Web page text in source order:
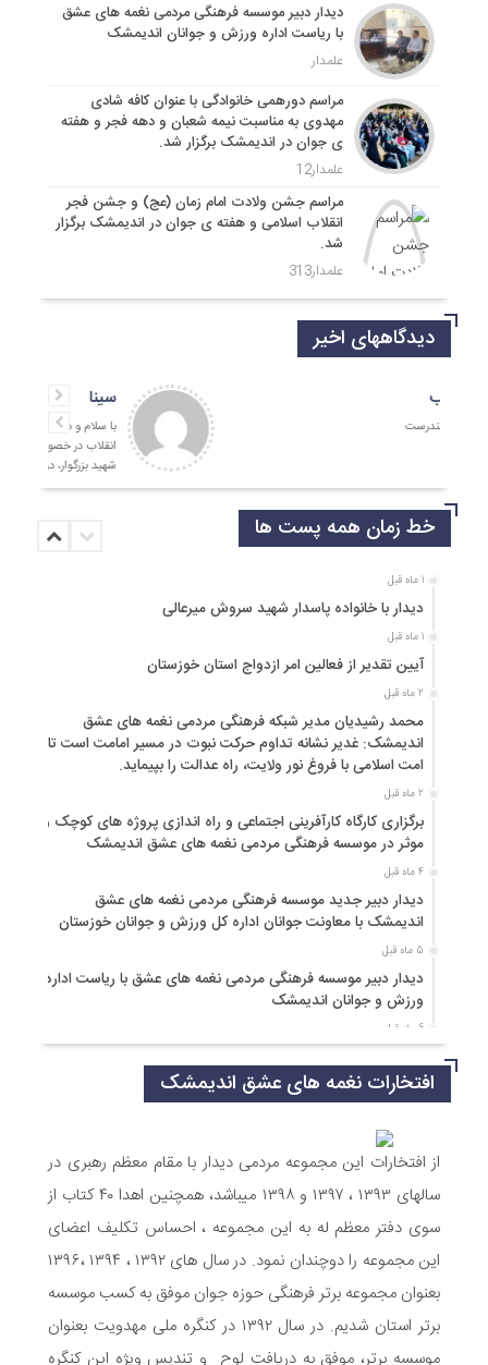
دیدار دبیر موسسه فرهنگی مردمی نغمه های عشق
با ریاست اداره ورزش و جوانان اندیمشک
علمدار
مراسم دورهمی خانوادگی با عنوان کافه شادی
مهدوی به مناسبت نیمه شعبان و دهه فجر و هفته
ی جوان در اندیمشک برگزار شد.
علمدار12
مراسم جشن ولادت امام زمان (عج) و جشن فجر
انقلاب اسلامی و هفته ی جوان در اندیمشک برگزار
شد.
علمدار313
دیدگاههای اخیر
خط زمان همه پست ها
1 ماه قبل
دیدار با خانواده پاسدار شهید سروش میرعالی
1 ماه قبل
آیین تقدیر از فعالین امر ازدواج استان خوزستان
2 ماه قبل
محمد رشیدیان مدیر شبکه فرهنگی مردمی نغمه های عشق
اندیمشک: غدیر نشانه تداوم حرکت نبوت در مسیر امامت است تا
امت اسلامی با فروغ نور ولایت، راه عدالت را بپیماید.
2 ماه قبل
برگزاری کارگاه کارآفرینی اجتماعی و راه اندازی پروژه های کوچک و
موثر در موسسه فرهنگی مردمی نغمه های عشق اندیمشک
4 ماه قبل
دیدار دبیر جدید موسسه فرهنگی مردمی نغمه های عشق
اندیمشک با معاونت جوانان اداره کل ورزش و جوانان خوزستان
5 ماه قبل
دیدار دبیر موسسه فرهنگی مردمی نغمه های عشق با ریاست اداره
ورزش و جوانان اندیمشک
6 ماه قبل
نیمه شعبان و دهه فجر و هفته ی جوان در اندیمشک برگزار شد.
6 ماه قبل
مراسم جشن ولادت امام زمان (عج) و جشن فجر انقلاب اسلامی و
هفته ی جوان در اندیمشک برگزار شد.
6 ماه قبل
تشریح برنامه های دهه مهدویت شبکه فرهنگی مردمی نغمه های
عشق اندیمشک
7 ماه قبل
توزیع بسته جشن تکلیف به دختران سادات ایتام اندیمشک در شب
ولادت امام علی(ع)
افتخارات نغمه های عشق اندیمشک
از افتخارات این مجموعه مردمی دیدار با مقام معظم رهبری در
سالهای ۱۳۹۳ ، ۱۳۹۷ و ۱۳۹۸ میباشد، همچنین اهدا ۴۰ کتاب از
سوی دفتر معظم له به این مجموعه ، احساس تکلیف اعضای
این مجموعه را دوچندان نمود. در سال های ۱۳۹۲ ، ۱۳۹۴ ،۱۳۹۶
بعنوان مجموعه برتر فرهنگی حوزه جوان موفق به کسب موسسه
برتر استان شدیم. در سال ۱۳۹۲ در کنگره ملی مهدویت بعنوان
موسسه برتر، موفق به دریافت لوح و تندیس ویژه این کنگره